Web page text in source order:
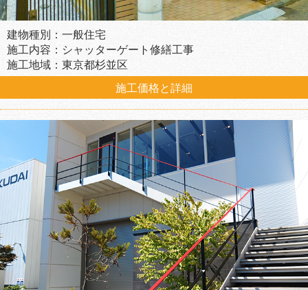
建物種別：一般住宅
施工内容：シャッターゲート修繕工事
施工地域：東京都杉並区
施工価格と詳細